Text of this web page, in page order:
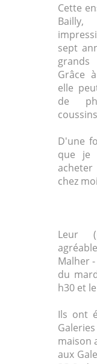
Cette
sept
grands
Grâce
elle
de
D'une
que je
chez
Leur
Malher
du
h30 et
Ils ont
maison
aux